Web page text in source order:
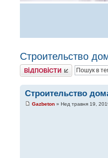
Строительство
Відповісти
Строительство
Gazbeton » Нед травня 19,